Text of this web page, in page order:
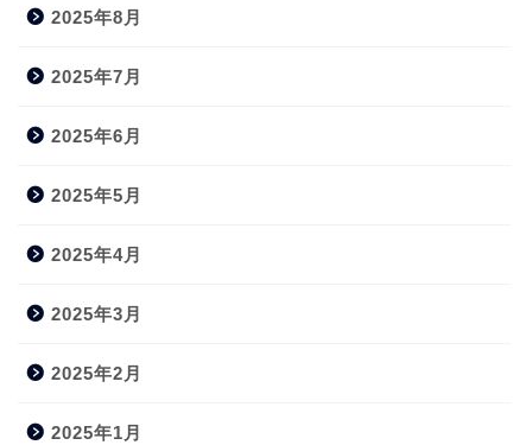
2025年8月
2025年7月
2025年6月
2025年5月
2025年4月
2025年3月
2025年2月
2025年1月